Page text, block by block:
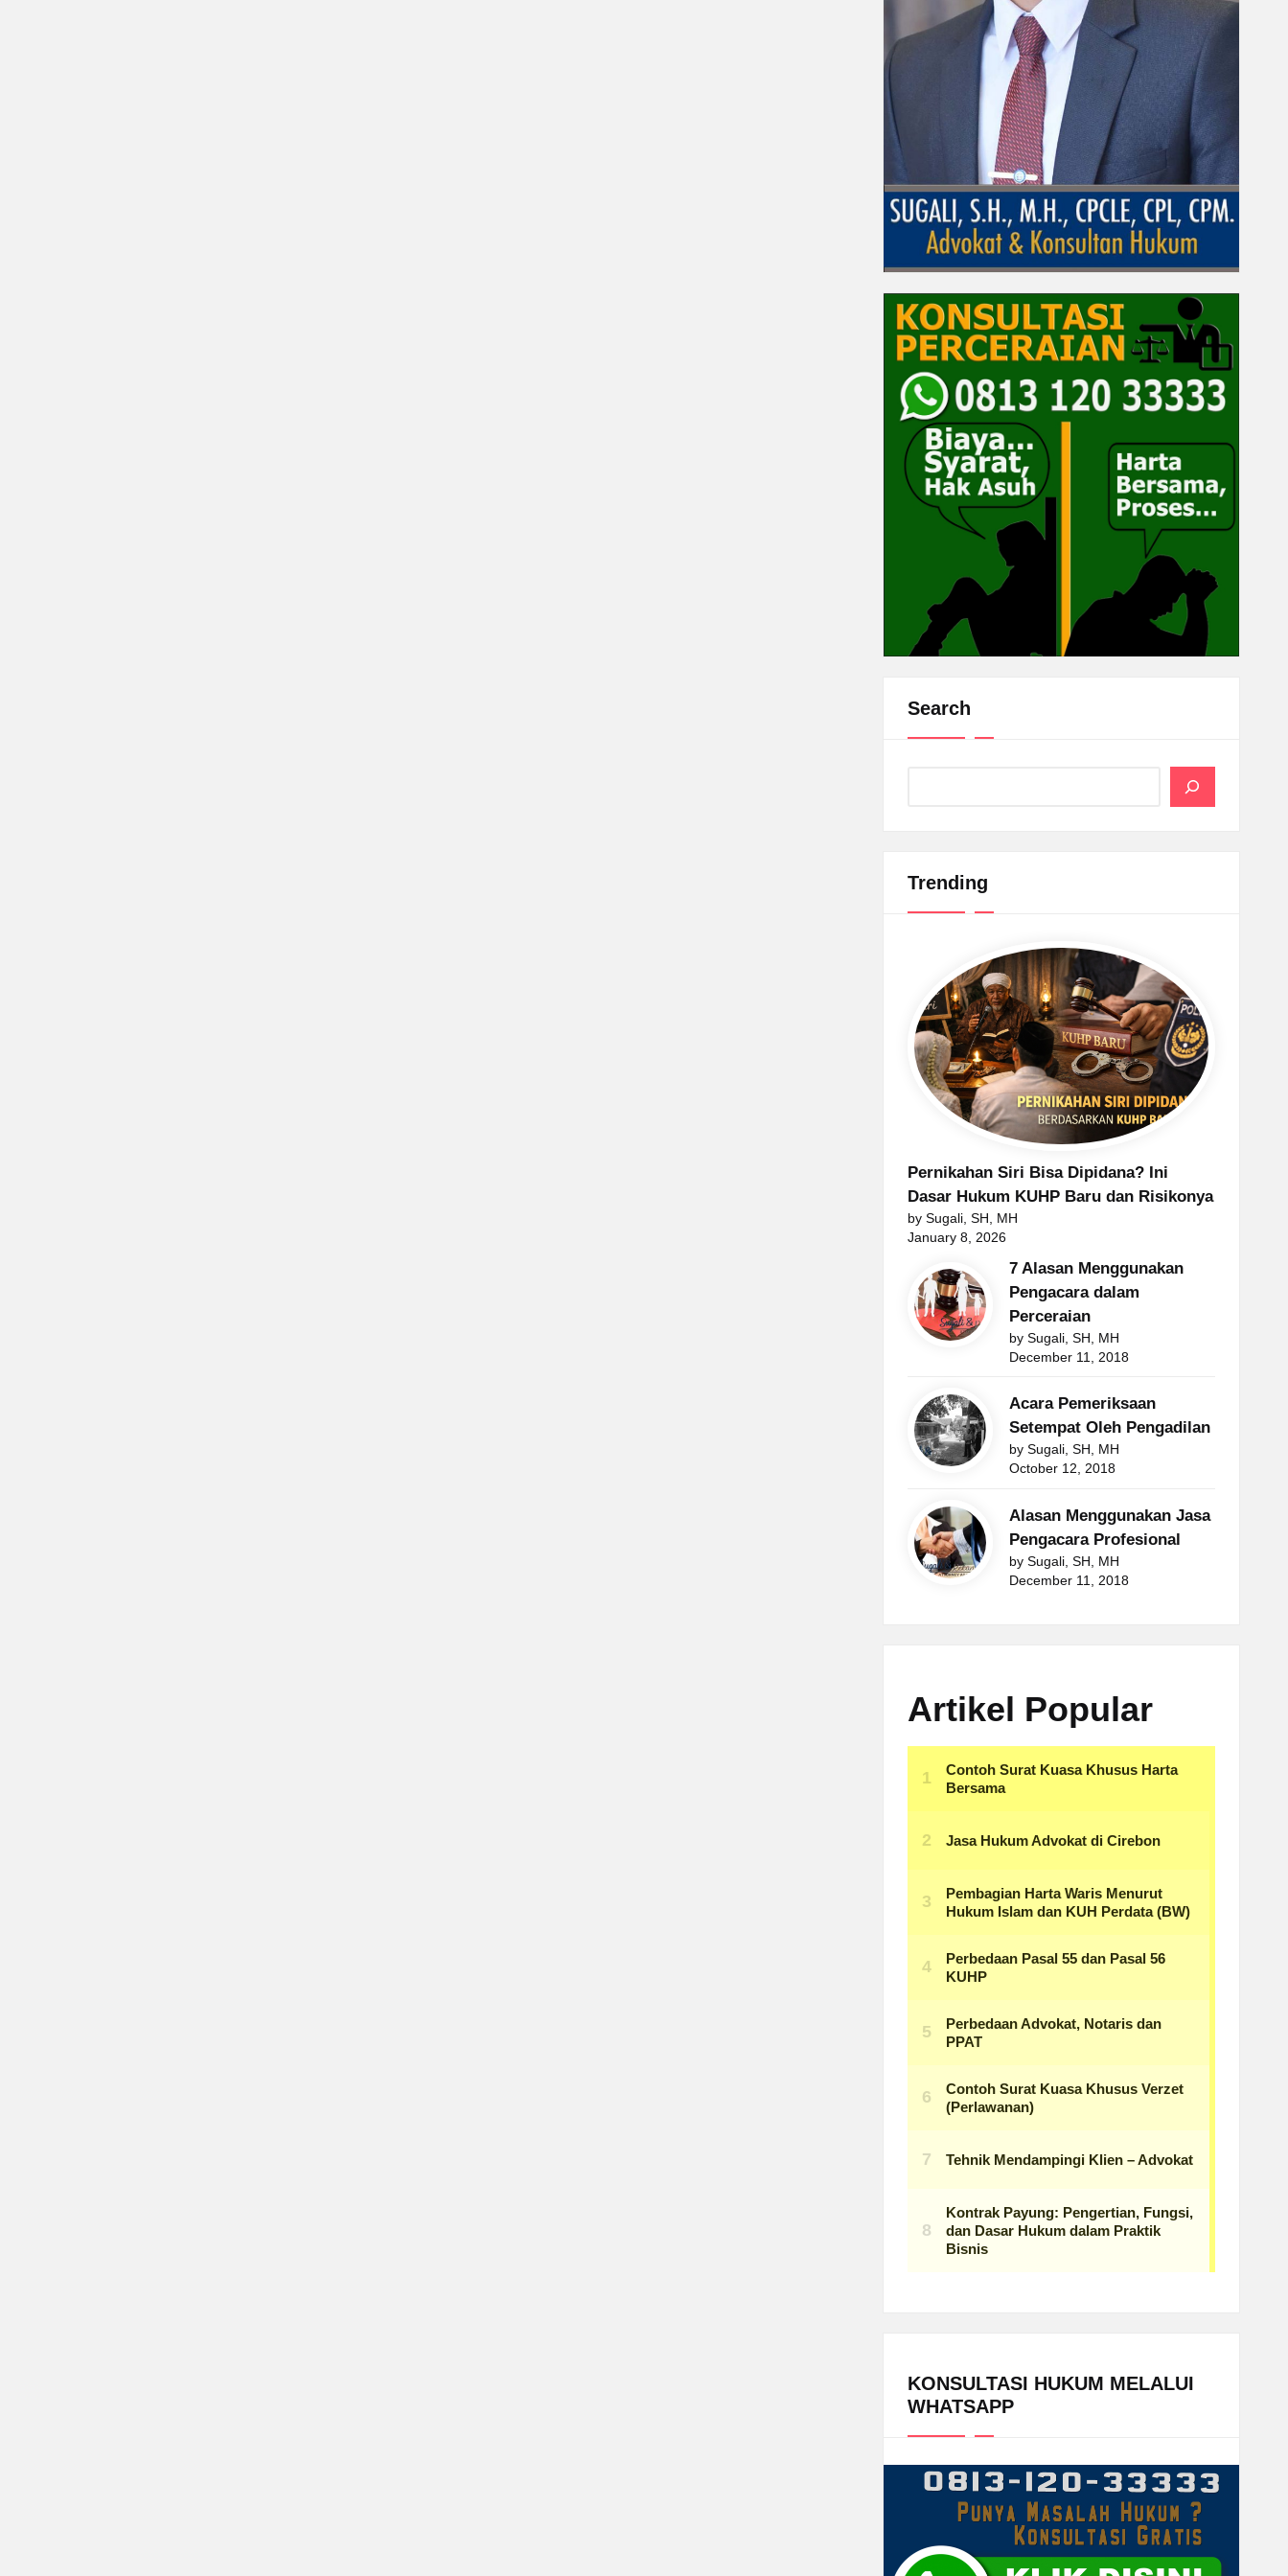
Search
Trending
Pernikahan Siri Bisa Dipidana? Ini
Dasar Hukum KUHP Baru dan Risikonya
by Sugali, SH, MH
January 8, 2026
7 Alasan Menggunakan
Pengacara dalam
Perceraian
by Sugali, SH, MH
December 11, 2018
Acara Pemeriksaan
Setempat Oleh Pengadilan
by Sugali, SH, MH
October 12, 2018
Alasan Menggunakan Jasa
Pengacara Profesional
by Sugali, SH, MH
December 11, 2018
Artikel Popular
KONSULTASI HUKUM MELALUI
WHATSAPP